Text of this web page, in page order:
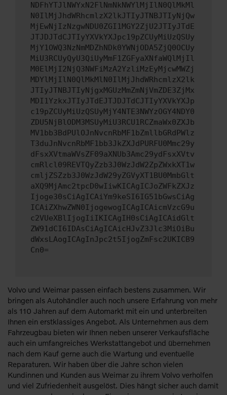
NDFhYTJlNWYxN2FlNmNkNWYlMjIlN0QlMkMl
N0IlMjJhdWRhcmlzX2lkJTIyJTNBJTIyNjQw
MjEwNjIzNzgwNDU0ZGI1MGY2ZjU2JTIyJTdE
JTJDJTdCJTIyYXVkYXJpc19pZCUyMiUzQSUy
MjY1OWQ3NzNmMDZhNDk0YWNjODA5ZjQ0OCUy
MiU3RCUyQyU3QiUyMmF1ZGFyaXNfaWQlMjIl
M0ElMjI2NjQ3NWFiMzA2YzliMzEyMjcwMWZj
MDYlMjIlN0QlMkMlN0IlMjJhdWRhcmlzX2lk
JTIyJTNBJTIyNjgxMGUzMmZmNjVmZDE3ZjMx
MDI1YzkxJTIyJTdEJTJDJTdCJTIyYXVkYXJp
c19pZCUyMiUzQSUyMjY4NTE3NWYzOGY4NDY0
ZDU5NjBlODM3MSUyMiU3RCU1RCZmaWx0ZXJb
MV1bb3BdPUlOJnNvcnRbMF1bZmllbGRdPWlz
T3duJnNvcnRbMF1bb3JkZXJdPURFU0Mmc29y
dFsxXVtmaWVsZF09aXNUb3Amc29ydFsxXVtv
cmRlcl09REVTQyZzb3J0WzJdW2ZpZWxkXT1w
cmljZSZzb3J0WzJdW29yZGVyXT1BU0MmbGlt
aXQ9MjAmc2tpcD0wIiwKICAgICJoZWFkZXJz
Ijoge30sCiAgICAiYm9keSI6IG51bGwsCiAg
ICAiZXhwZWN0IjogewogICAgICAicmVzcG9u
c2VUeXBlIjogIiIKICAgIH0sCiAgICAidGlt
ZW91dCI6IDAsCiAgICAicHJvZ3Jlc3MiOiBu
dWxsLAogICAgInJpc2t5IjogZmFsc2UKICB9
Cn0=
Volvo und Weimar passen einfach bestens zusammen. Wir
bringen als Autohändler auch noch unsere Erfahrung von mehr
als 110 Jahren auf dem Automarkt mit ein und unterbreiten
Ihnen ein erstklassiges Angebot. Als Unternehmen aus dem
Fahrzeugbau bieten wir Ihnen neben unserer Verkaufsfläche
auch ein umfangreiches Werkstattangebot und übernehmen
nach dem Kauf gerne auch die Wartung und eventuelle
Reparaturen. Wir haben über die Jahre schon vielen
Kundinnen und Kunden aus Weimar zu ihrem Volvo verholfen
und viel Zufriedenheit ausgelöst. Dies hängt sicher auch damit